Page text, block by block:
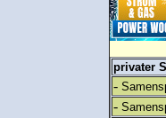
privater
-
-